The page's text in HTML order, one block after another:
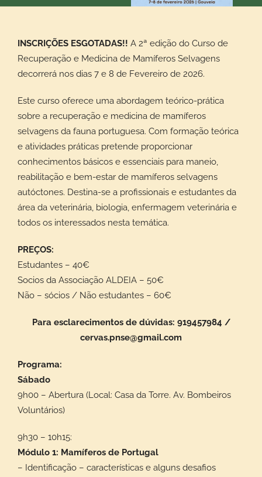
INSCRIÇÕES ESGOTADAS!! A 2ª edição do Curso de
Recuperação e Medicina de Mamíferos Selvagens
decorrerá nos dias 7 e 8 de Fevereiro de 2026.
Este curso oferece uma abordagem teórico-prática
sobre a recuperação e medicina de mamíferos
selvagens da fauna portuguesa. Com formação teórica
e atividades práticas pretende proporcionar
conhecimentos básicos e essenciais para maneio,
reabilitação e bem-estar de mamíferos selvagens
autóctones. Destina-se a profissionais e estudantes da
área da veterinária, biologia, enfermagem veterinária e
todos os interessados nesta temática.
PREÇOS:
Estudantes – 40€
Socios da Associação ALDEIA – 50€
Não – sócios / Não estudantes – 60€
Para esclarecimentos de dúvidas: 919457984 /
cervas.pnse@gmail.com
Programa:
Sábado
9h00 – Abertura (Local: Casa da Torre. Av. Bombeiros
Voluntários)
9h30 – 10h15:
Módulo 1: Mamíferos de Portugal
– Identificação – características e alguns desafios